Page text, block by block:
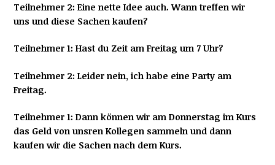
Teilnehmer 2: Eine nette Idee auch. Wann treffen wir
uns und diese Sachen kaufen?
Teilnehmer 1: Hast du Zeit am Freitag um 7 Uhr?
Teilnehmer 2: Leider nein, ich habe eine Party am
Freitag.
Teilnehmer 1: Dann können wir am Donnerstag im Kurs
das Geld von unsren Kollegen sammeln und dann
kaufen wir die Sachen nach dem Kurs.